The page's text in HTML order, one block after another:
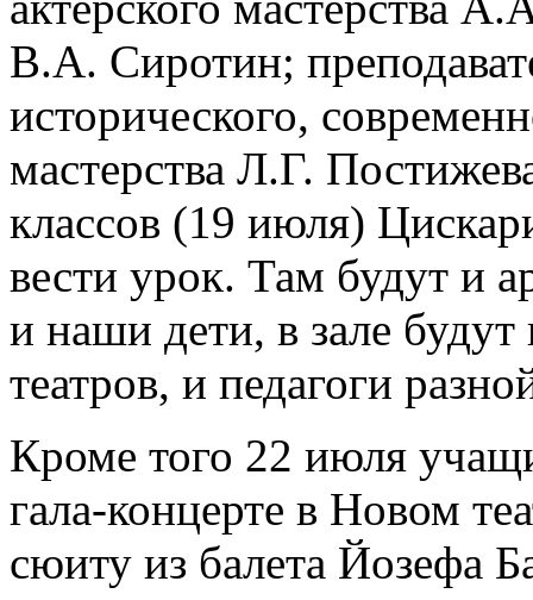
В.А. Сиротин;
исторического,
мастерства Л.Г.
классов (19 июля)
вести урок. Там будут и
и наши дети, в зале будут
театров, и педагоги
Кроме того 22 июля
гала-концерте в Новом
сюиту из балета Йозефа